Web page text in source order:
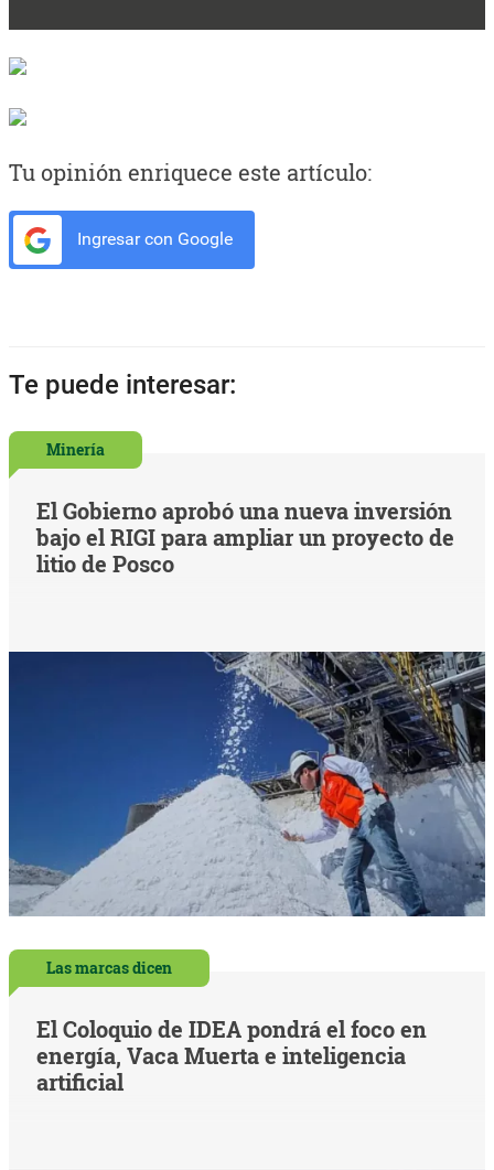
Tu opinión enriquece este artículo:
Ingresar con Google
Te puede interesar:
Minería
El Gobierno aprobó una nueva inversión
bajo el RIGI para ampliar un proyecto de
litio de Posco
Las marcas dicen
El Coloquio de IDEA pondrá el foco en
energía, Vaca Muerta e inteligencia
artificial